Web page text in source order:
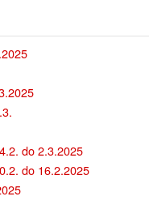
do 2.3.2025
do 16.2.2025